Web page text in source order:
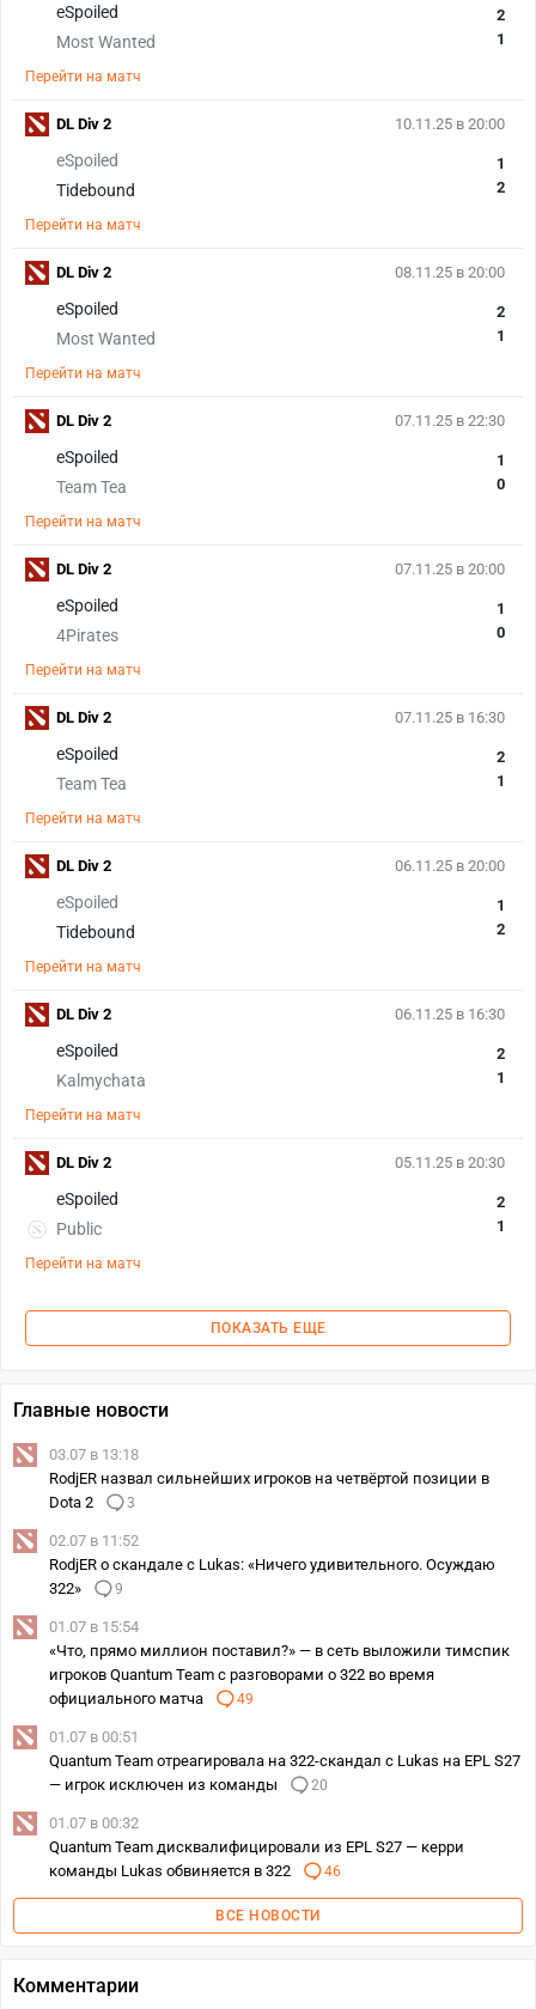
eSpoiled
Most Wanted
2
1
Перейти на матч
10.11.25 в 20:00
eSpoiled
Tidebound
1
2
Перейти на матч
DL Div 2
08.11.25 в 20:00
eSpoiled
Most Wanted
2
1
Перейти на матч
DL Div 2
07.11.25 в 22:30
eSpoiled
Team Tea
1
0
Перейти на матч
DL Div 2
07.11.25 в 20:00
eSpoiled
4Pirates
1
0
Перейти на матч
DL Div 2
07.11.25 в 16:30
eSpoiled
Team Tea
2
1
Перейти на матч
DL Div 2
06.11.25 в 20:00
eSpoiled
Tidebound
1
2
Перейти на матч
DL Div 2
06.11.25 в 16:30
eSpoiled
Kalmychata
2
1
Перейти на матч
DL Div 2
05.11.25 в 20:30
eSpoiled
Public
2
1
Перейти на матч
DL Div 2
ПОКАЗАТЬ ЕЩЕ
Главные новости
03.07 в 13:18
RodjER назвал сильнейших игроков на четвёртой позиции в
Dota 2
3
02.07 в 11:52
RodjER о скандале с Lukas: «Ничего удивительного. Осуждаю
322»
9
01.07 в 15:54
«Что, прямо миллион поставил?» — в сеть выложили тимспик
игроков Quantum Team с разговорами о 322 во время
официального матча
49
01.07 в 00:51
Quantum Team отреагировала на 322-скандал с Lukas на EPL S27
— игрок исключен из команды
20
01.07 в 00:32
Quantum Team дисквалифицировали из EPL S27 — керри
команды Lukas обвиняется в 322
46
ВСЕ НОВОСТИ
Комментарии